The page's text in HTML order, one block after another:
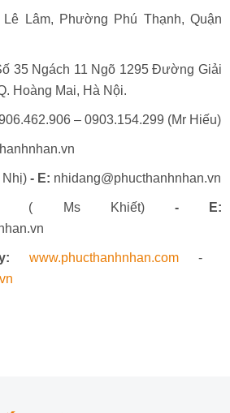
Lâm, Phường Phú Thạnh, Quận
35 Ngách 11 Ngõ 1295 Đường Giải
Hoàng Mai, Hà Nội.
– 0903.154.299 (Mr Hiếu)
Nhị) - E: nhidang@phucthanhnhan.vn
( Ms Khiết) - E:
www.phucthanhnhan.com -